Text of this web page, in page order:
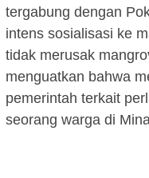
tergabung dengan
intens sosialisasi ke
tidak merusak
menguatkan bahwa
pemerintah terkait
seorang warga di